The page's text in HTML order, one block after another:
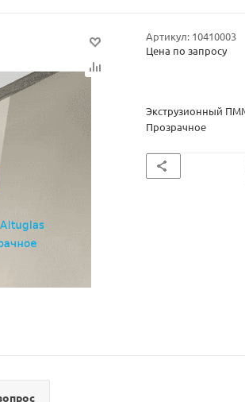
Артикул: 10410003
Цена по запросу
Экструзионный
Прозрачное